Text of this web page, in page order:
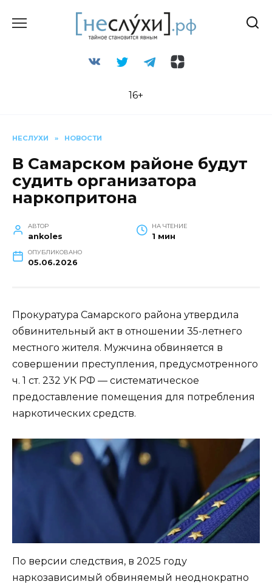
16+
НЕСЛУХИ » НОВОСТИ
В Самарском районе будут
судить организатора
наркопритона
АВТОР
ankoles
НА ЧТЕНИЕ
1 мин
ОПУБЛИКОВАНО
05.06.2026
Прокуратура Самарского района утвердила
обвинительный акт в отношении 35-летнего
местного жителя. Мужчина обвиняется в
совершении преступления, предусмотренного
ч. 1 ст. 232 УК РФ — систематическое
предоставление помещения для потребления
наркотических средств.
По версии следствия, в 2025 году
наркозависимый обвиняемый неоднократно